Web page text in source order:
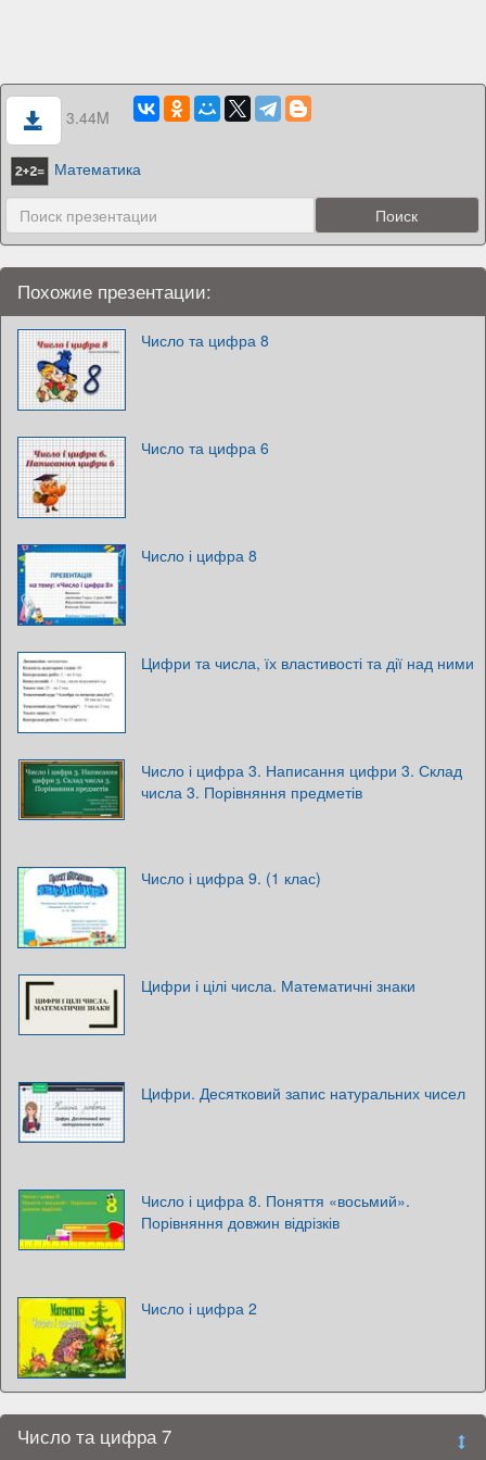
3.44M
Математика
Похожие презентации:
Число та цифра 8
Число та цифра 6
Число і цифра 8
Цифри та числа, їх властивості та дії над ними
Число і цифра 3. Написання цифри 3. Склад
числа 3. Порівняння предметів
Число і цифра 9. (1 клас)
Цифри і цілі числа. Математичні знаки
Цифри. Десятковий запис натуральних чисел
Число і цифра 8. Поняття «восьмий».
Порівняння довжин відрізків
Число і цифра 2
Число та цифра 7